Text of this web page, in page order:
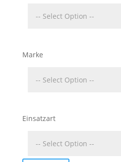
Marke
Einsatzart